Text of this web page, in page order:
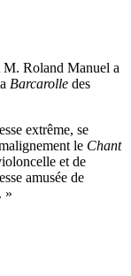
M. Roland Manuel a
Barcarolle des
extrême, se
le Chant
et de
amusée de
. »